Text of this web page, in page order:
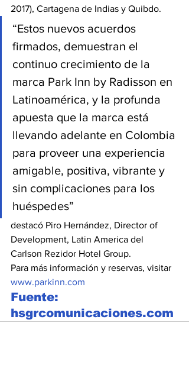
2017), Cartagena de Indias y Quibdo.
“Estos nuevos acuerdos
firmados, demuestran el
continuo crecimiento de la
marca Park Inn by Radisson en
Latinoamérica, y la profunda
apuesta que la marca está
llevando adelante en Colombia
para proveer una experiencia
amigable, positiva, vibrante y
sin complicaciones para los
huéspedes”
destacó Piro Hernández, Director of
Development, Latin America del
Carlson Rezidor Hotel Group.
Para más información y reservas, visitar
www.parkinn.com
Fuente:
hsgrcomunicaciones.com